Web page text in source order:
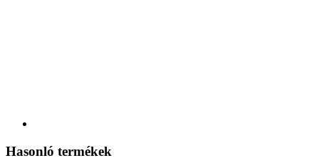
Hasonló termékek